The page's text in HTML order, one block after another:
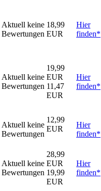
Aktuell keine
Bewertungen
18,99
EUR
Hier
finden*
Aktuell keine
Bewertungen
19,99
EUR
11,47
EUR
Hier
finden*
Aktuell keine
Bewertungen
12,99
EUR
Hier
finden*
Aktuell keine
Bewertungen
28,99
EUR
19,99
EUR
Hier
finden*